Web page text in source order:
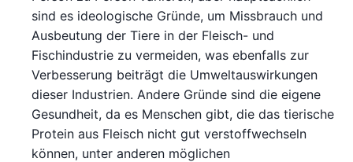
sind es ideologische Gründe, um Missbrauch und
Ausbeutung der Tiere in der Fleisch- und
Fischindustrie zu vermeiden, was ebenfalls zur
Verbesserung beiträgt die Umweltauswirkungen
dieser Industrien. Andere Gründe sind die eigene
Gesundheit, da es Menschen gibt, die das tierische
Protein aus Fleisch nicht gut verstoffwechseln
können, unter anderen möglichen